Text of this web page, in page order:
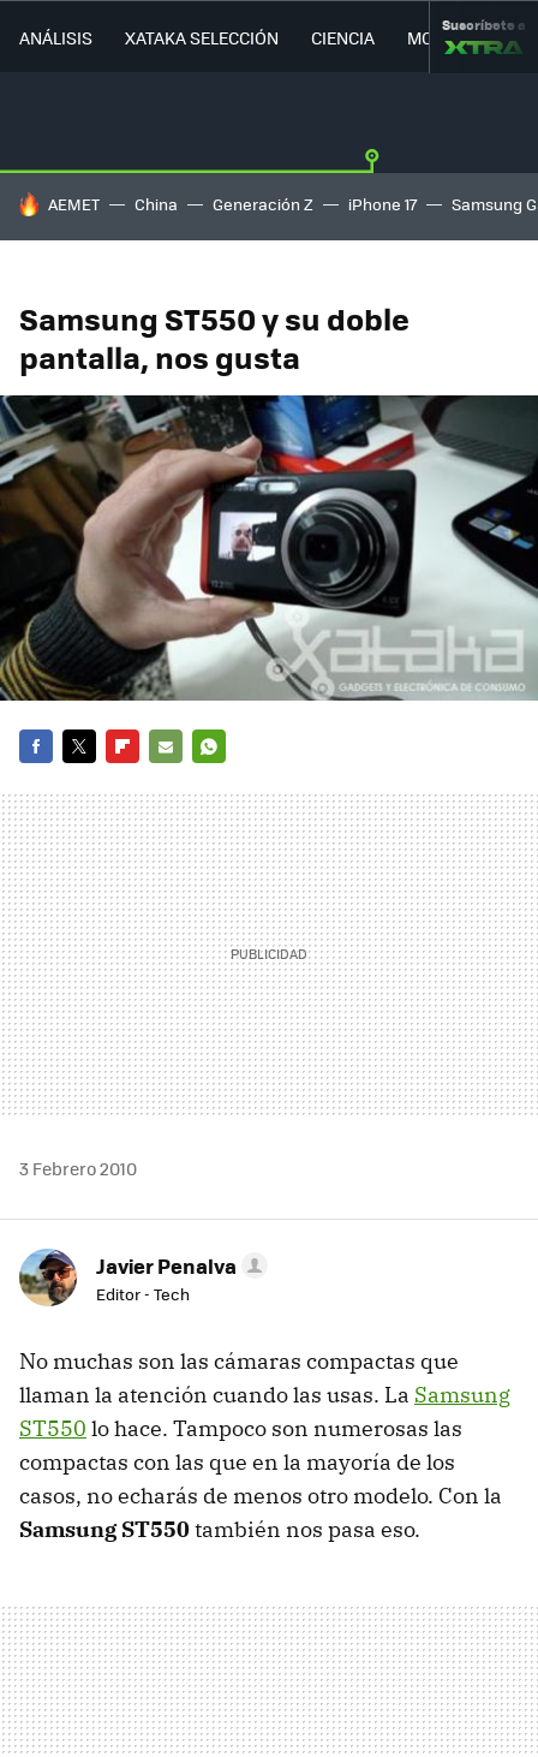
ANÁLISIS XATAKA SELECCIÓN CIENCIA MOVILIDAD
Suscríbete a
HOY SE HABLA DE
AEMET China Generación Z iPhone 17 Samsung
Samsung ST550 y su doble
pantalla, nos gusta
MAIL
3 Febrero 2010
Javier Penalva
Editor - Tech
No muchas son las cámaras compactas que
llaman la atención cuando las usas. La Samsung
ST550 lo hace. Tampoco son numerosas las
compactas con las que en la mayoría de los
casos, no echarás de menos otro modelo. Con la
Samsung ST550también nos pasa eso.